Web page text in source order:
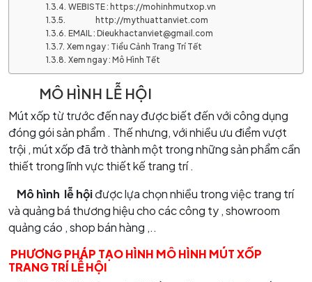
WEBISTE : https://mohinhmutxop.vn
http://mythuattanviet.com
EMAIL : Dieukhactanviet@gmail.com
Xem ngay : Tiểu Cảnh Trang Trí Tết
Xem ngay : Mô Hình Tết
MÔ HÌNH LỄ HỘI
Mút xốp từ trước đến nay được biết đến với công dụng
đóng gói sản phẩm . Thế nhưng, với nhiều ưu điểm vượt
trội , mút xốp đã trở thành một trong những sản phẩm cần
thiết trong lĩnh vực thiết kế trang trí .
Mô hình lễ hộiđược lựa chọn nhiều trong việc trang trí
và quảng bá thương hiệu cho các công ty , showroom
quảng cáo , shop bán hàng ,..
PHƯƠNG PHÁP TẠO HÌNH MÔ HÌNH MÚT XỐP
TRANG TRÍ LỄ HỘI